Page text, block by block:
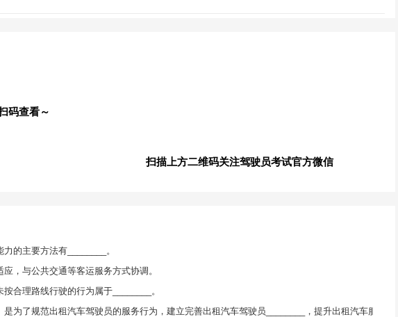
码查看～
扫描上方二维码关注驾驶员考试官方微信
的主要方法有________。
，与公共交通等客运服务方式协调。
合理路线行驶的行为属于________。
是为了规范出租汽车驾驶员的服务行为，建立完善出租汽车驾驶员________，提升出租汽车服务水